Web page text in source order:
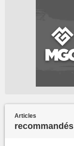
Articles
recommandés